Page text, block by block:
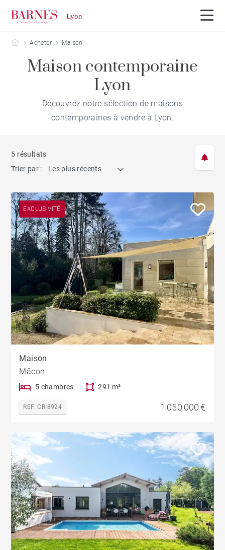
Barnes Lyon
Acheter Maison
Maison contemporaine
Lyon
Découvrez notre sélection de maisons
contemporaines à vendre à Lyon.
5 résultats
Trier par :
Les plus récents
EXCLUSIVITÉ
Maison
Mâcon
5 chambres 291 m²
REF. CRI8924 1 050 000 €